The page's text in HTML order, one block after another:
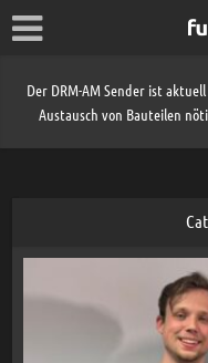
Der DRM-AM Sender ist
Austausch von Bauteilen